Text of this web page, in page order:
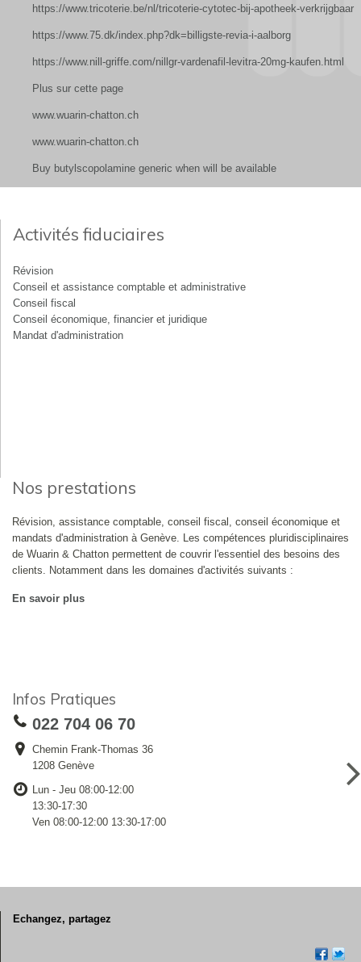
https://www.tricoterie.be/nl/tricoterie-cytotec-bij-apotheek-verkrijgbaar
https://www.75.dk/index.php?dk=billigste-revia-i-aalborg
https://www.nill-griffe.com/nillgr-vardenafil-levitra-20mg-kaufen.html
Plus sur cette page
www.wuarin-chatton.ch
www.wuarin-chatton.ch
Buy butylscopolamine generic when will be available
Activités fiduciaires
Révision
Conseil et assistance comptable et administrative
Conseil fiscal
Conseil économique, financier et juridique
Mandat d'administration
Nos prestations
Révision, assistance comptable, conseil fiscal, conseil économique et
mandats d'administration à Genève. Les compétences pluridisciplinaires
de Wuarin & Chatton permettent de couvrir l'essentiel des besoins des
clients. Notamment dans les domaines d'activités suivants :
En savoir plus
Infos Pratiques
022 704 06 70
Chemin Frank-Thomas 36
1208 Genève
Lun - Jeu 08:00-12:00
13:30-17:30
Ven 08:00-12:00 13:30-17:00
Echangez, partagez